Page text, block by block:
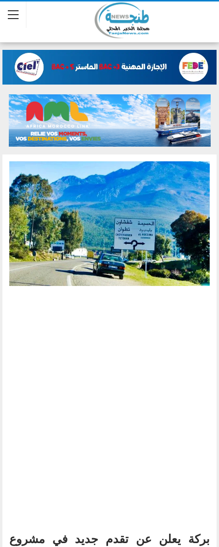
بركة يعلن عن تقدم جديد في مشروع